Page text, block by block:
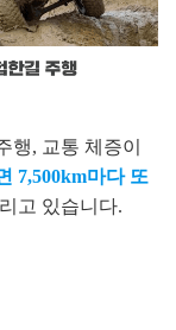
행, 교통 체증이
7,500km마다 또
고 있습니다.